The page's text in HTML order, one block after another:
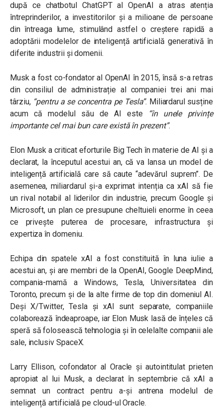
după ce chatbotul ChatGPT al OpenAI a atras atenția
întreprinderilor, a investitorilor și a milioane de persoane
din întreaga lume, stimulând astfel o creștere rapidă a
adoptării modelelor de inteligență artificială generativă în
diferite industrii și domenii.
Musk a fost co-fondator al OpenAI în 2015, însă s-a retras
din consiliul de administrație al companiei trei ani mai
târziu, “pentru a se concentra pe Tesla”. Miliardarul susține
acum că modelul său de AI este
“în unele privințe
importante cel mai bun care există în prezent”.
Elon Musk a criticat eforturile Big Tech în materie de AI și a
declarat, la începutul acestui an, că va lansa un model de
inteligență artificială care să caute “adevărul suprem”. De
asemenea, miliardarul și-a exprimat intenția ca xAI să fie
un rival notabil al liderilor din industrie, precum Google și
Microsoft, un plan ce presupune cheltuieli enorme în ceea
ce privește puterea de procesare, infrastructura și
expertiza în domeniu.
Echipa din spatele xAI a fost constituită în luna iulie a
acestui an, și are membri de la OpenAI, Google DeepMind,
compania-mamă a Windows, Tesla, Universitatea din
Toronto, precum și de la alte firme de top din domeniul AI.
Deși X/Twitter, Tesla și xAI sunt separate, companiile
colaborează îndeaproape, iar Elon Musk lasă de înțeles că
speră să folosească tehnologia și în celelalte companii ale
sale, inclusiv SpaceX.
Larry Ellison, cofondator al Oracle și autointitulat prieten
apropiat al lui Musk, a declarat în septembrie că xAI a
semnat un contract pentru a-și antrena modelul de
inteligență artificială pe cloud-ul Oracle.